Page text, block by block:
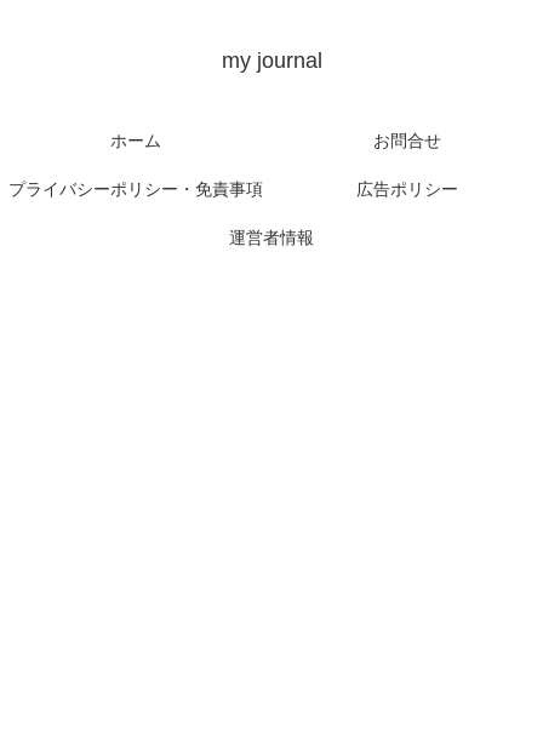
my journal
ホーム お問合せ
プライバシーポリシー・免責事項 広告ポリシー
運営者情報